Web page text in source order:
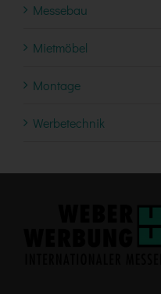
Messebau
Mietmöbel
Montage
Werbetechnik